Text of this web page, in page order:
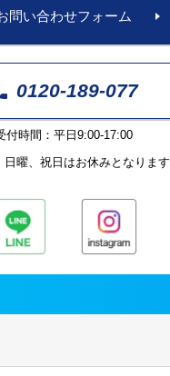
問い合わせフォーム
0120-189-077
付時間：平日9:00-17:00
曜、祝日はお休みとなります